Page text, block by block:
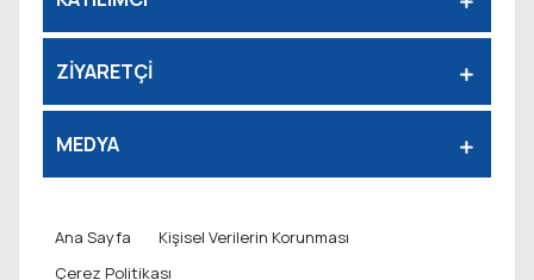
ZİYARETÇİ
MEDYA
Ana Sayfa
Kişisel Verilerin Korunması
Çerez Politikası